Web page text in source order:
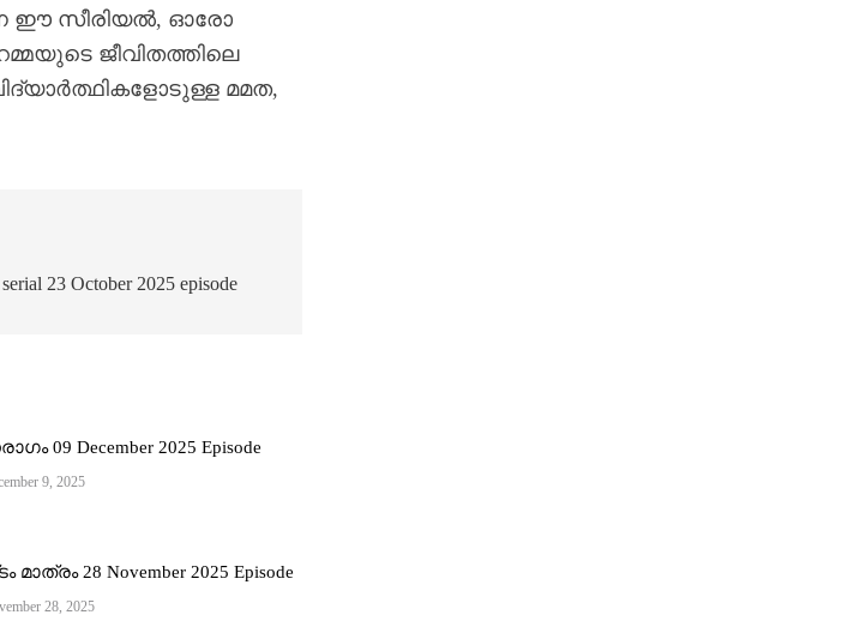
ഈ സീരിയൽ, ഓരോ
ജീവിതത്തിലെ
മമത,
23 October 2025 episode
09 December 2025 Episode
9, 2025
മാത്രം 28 November 2025 Episode
28, 2025